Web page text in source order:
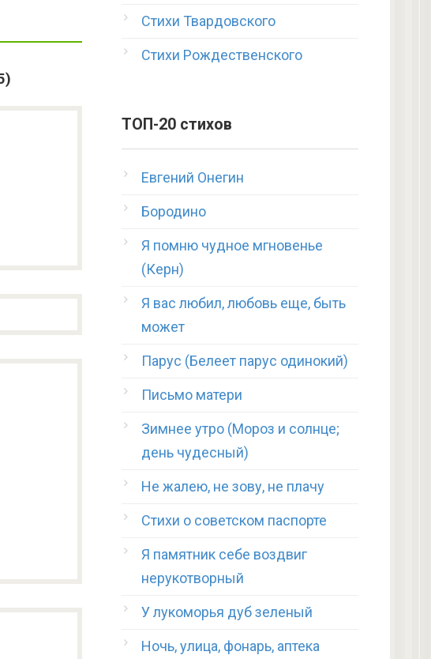
Стихи Твардовского
Стихи Рождественского
ТОП-20 стихов
Евгений Онегин
Бородино
Я помню чудное мгновенье
(Керн)
Я вас любил, любовь еще, быть
может
Парус (Белеет парус одинокий)
Письмо матери
Зимнее утро (Мороз и солнце;
день чудесный)
Не жалею, не зову, не плачу
Стихи о советском паспорте
Я памятник себе воздвиг
нерукотворный
У лукоморья дуб зеленый
Ночь, улица, фонарь, аптека